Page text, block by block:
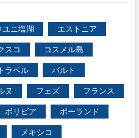
ユニ塩湖 エストニア
スコ コスメル島
トラベル バルト
ヌ フェズ フランス
ボリビア ポーランド
メキシコ